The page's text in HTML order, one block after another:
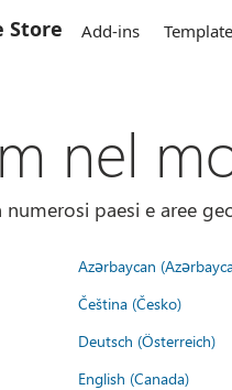
Store Add-ins
nel
paesi e aree
Azərbaycan
Čeština (Česko)
Deutsch (Österreich)
English (Canada)